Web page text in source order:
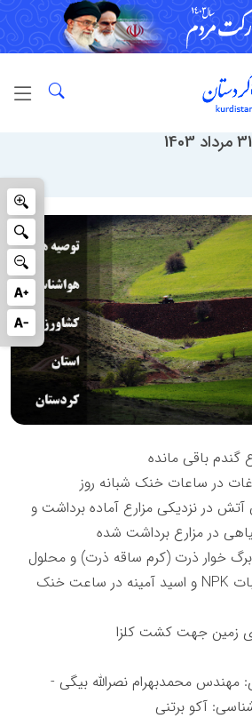
گندم باقی مانده
در ساعات خنک شبانه روز
در نزدیکی مزارع آماده برداشت و
در مزارع برداشت شده
برگ خوار ذرت (کرم ساقه ذرت) و محلول
پاشی مزارع ذرت با ترکیبات NPK و اسید آمینه در ساعت خنک
زمین جهت کشت کلزا
محمدبهرام نصرالله بیگی -
آکو برتنی